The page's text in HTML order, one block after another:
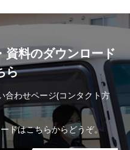
資料のダウンロード
ら
合わせページ(コンタクト方
ドはこちらからどうぞ。